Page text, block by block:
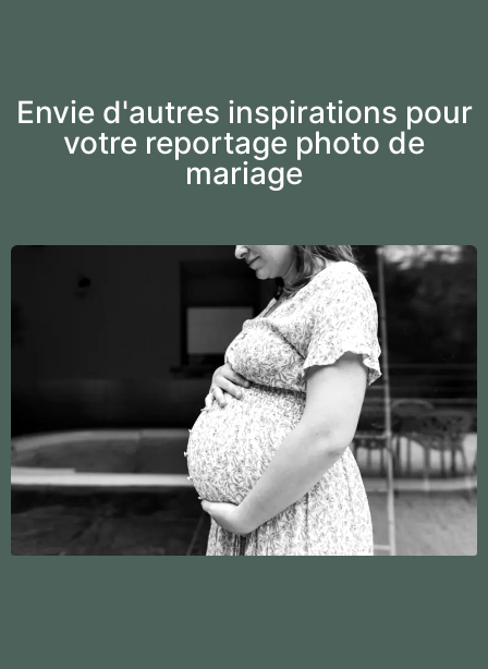
Envie d'autres inspirations pour
votre reportage photo de
mariage